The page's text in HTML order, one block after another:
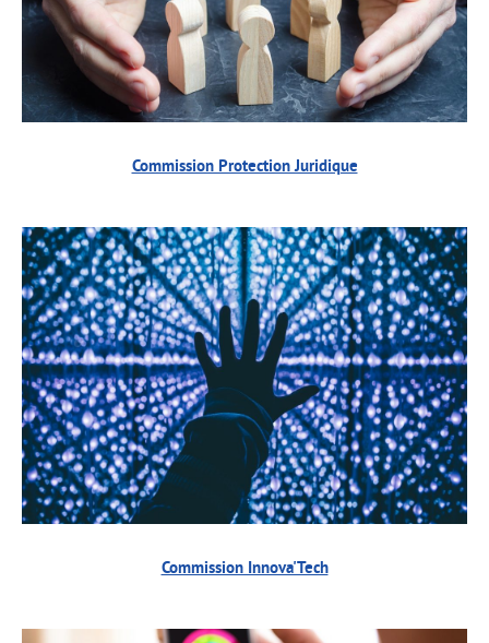
Commission Protection Juridique
Commission Innova'Tech